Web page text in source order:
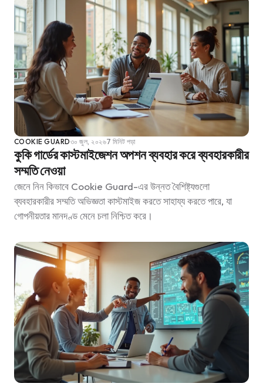
COOKIE GUARD৩০ জুল, ২০২৬7 মিনিট পড়া
কুকি গার্ডের কাস্টমাইজেশন অপশন ব্যবহার করে ব্যবহারকারীর
সম্মতি নেওয়া
জেনে নিন কিভাবে Cookie Guard-এর উন্নত বৈশিষ্ট্যগুলো
ব্যবহারকারীর সম্মতি অভিজ্ঞতা কাস্টমাইজ করতে সাহায্য করতে পারে, যা
গোপনীয়তার মানদণ্ড মেনে চলা নিশ্চিত করে।